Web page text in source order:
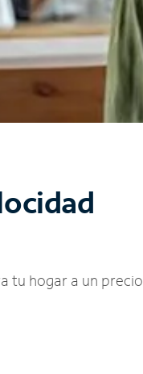
tu hogar a un precio